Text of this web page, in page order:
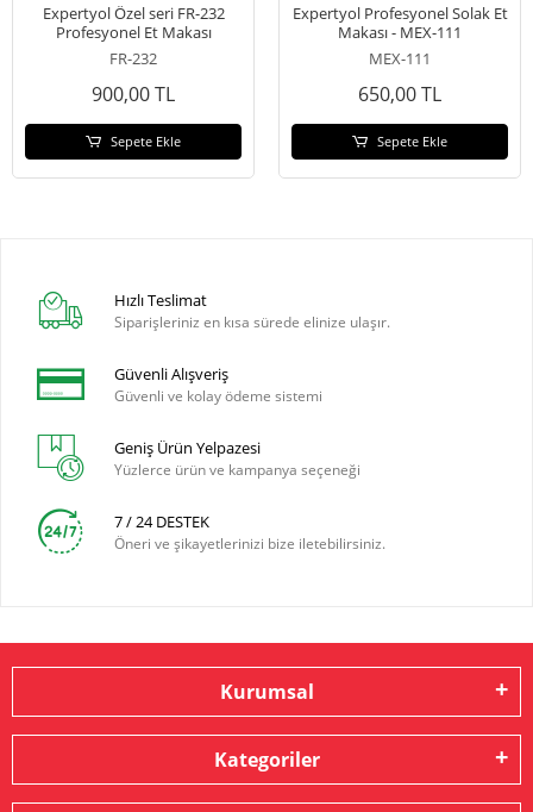
Expertyol Özel seri FR-232
Profesyonel Et Makası
FR-232
900,00 TL
Sepete Ekle
Expertyol Profesyonel Solak Et
Makası - MEX-111
MEX-111
650,00 TL
Sepete Ekle
Hızlı Teslimat
Siparişleriniz en kısa sürede elinize ulaşır.
Güvenli Alışveriş
Güvenli ve kolay ödeme sistemi
Geniş Ürün Yelpazesi
Yüzlerce ürün ve kampanya seçeneği
7 / 24 DESTEK
Öneri ve şikayetlerinizi bize iletebilirsiniz.
Kurumsal
Kategoriler